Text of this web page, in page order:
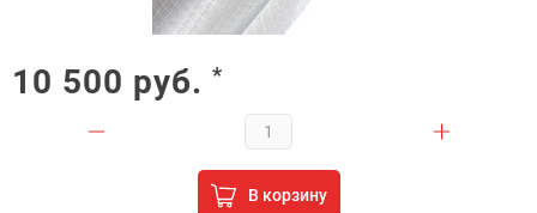
10 500 руб. *
В корзину